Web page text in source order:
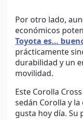
Por otro lado,
económicos
Toyota es…
prácticamente
durabilidad y un
movilidad.
Este Corolla
sedán Corolla y
gusta hoy día. Su